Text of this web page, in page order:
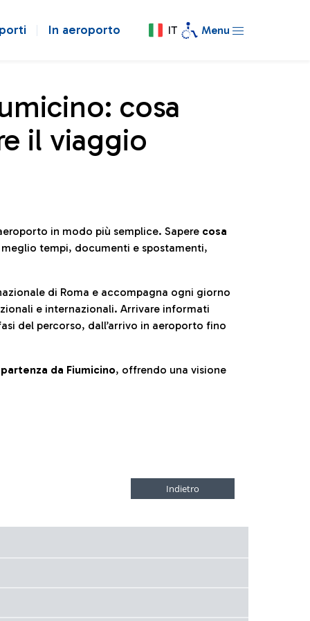
In aeroporto IT Menu
cosa
il viaggio
in modo più semplice. Sapere cosa
tempi, documenti e spostamenti,
di Roma e accompagna ogni giorno
e internazionali. Arrivare informati
del percorso, dall’arrivo in aeroporto fino
da Fiumicino, offrendo una visione